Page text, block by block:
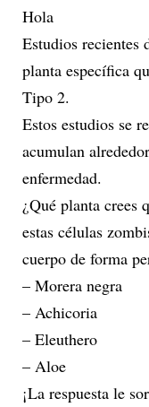
Hola
Estudios recientes
planta específica
Tipo 2.
Estos estudios se
acumulan
enfermedad.
¿Qué planta crees
estas células
cuerpo de forma
– Morera negra
– Achicoria
– Eleuthero
– Aloe
¡La respuesta le